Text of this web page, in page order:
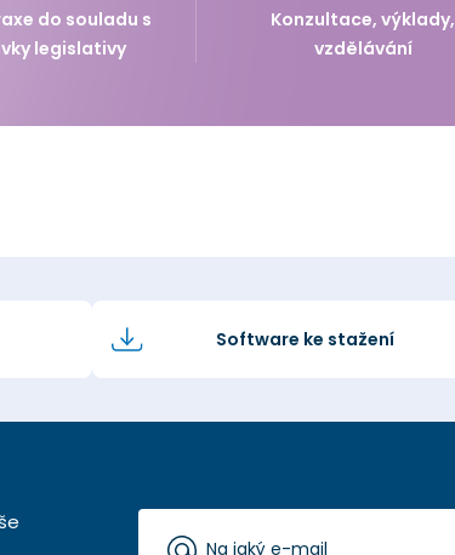
do souladu s
legislativy
Konzultace, výklady,
vzdělávání
Software ke stažení